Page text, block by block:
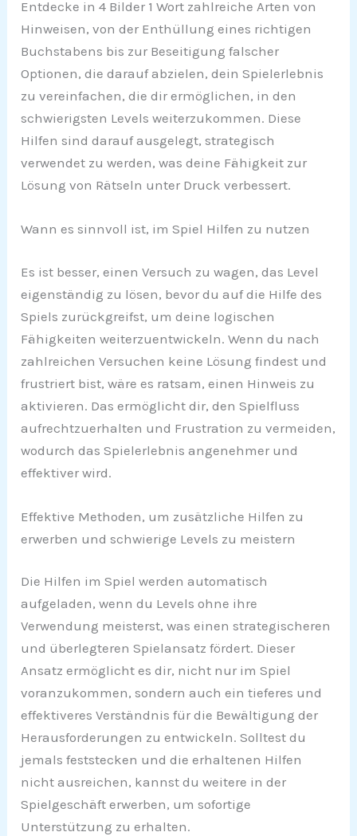
Entdecke in 4 Bilder 1 Wort zahlreiche Arten von
Hinweisen, von der Enthüllung eines richtigen
Buchstabens bis zur Beseitigung falscher
Optionen, die darauf abzielen, dein Spielerlebnis
zu vereinfachen, die dir ermöglichen, in den
schwierigsten Levels weiterzukommen. Diese
Hilfen sind darauf ausgelegt, strategisch
verwendet zu werden, was deine Fähigkeit zur
Lösung von Rätseln unter Druck verbessert.
Wann es sinnvoll ist, im Spiel Hilfen zu nutzen
Es ist besser, einen Versuch zu wagen, das Level
eigenständig zu lösen, bevor du auf die Hilfe des
Spiels zurückgreifst, um deine logischen
Fähigkeiten weiterzuentwickeln. Wenn du nach
zahlreichen Versuchen keine Lösung findest und
frustriert bist, wäre es ratsam, einen Hinweis zu
aktivieren. Das ermöglicht dir, den Spielfluss
aufrechtzuerhalten und Frustration zu vermeiden,
wodurch das Spielerlebnis angenehmer und
effektiver wird.
Effektive Methoden, um zusätzliche Hilfen zu
erwerben und schwierige Levels zu meistern
Die Hilfen im Spiel werden automatisch
aufgeladen, wenn du Levels ohne ihre
Verwendung meisterst, was einen strategischeren
und überlegteren Spielansatz fördert. Dieser
Ansatz ermöglicht es dir, nicht nur im Spiel
voranzukommen, sondern auch ein tieferes und
effektiveres Verständnis für die Bewältigung der
Herausforderungen zu entwickeln. Solltest du
jemals feststecken und die erhaltenen Hilfen
nicht ausreichen, kannst du weitere in der
Spielgeschäft erwerben, um sofortige
Unterstützung zu erhalten.